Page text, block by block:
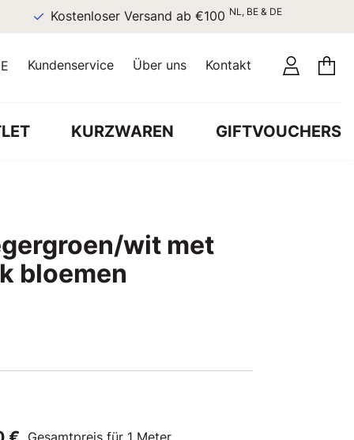
Kostenloser Versand ab €100NL, BE & DE
Kundenservice Über uns Kontakt
KURZWAREN GIFTVOUCHERS
wit met
bloemen
Gesamtpreis für 1 Meter